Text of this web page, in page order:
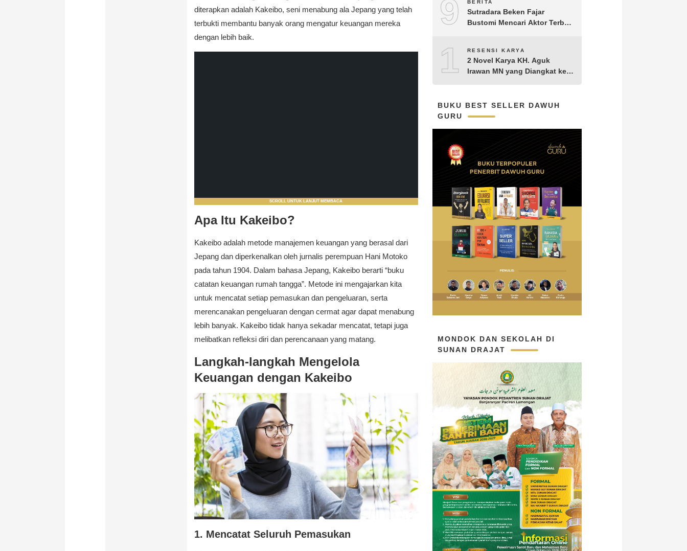
diterapkan adalah Kakeibo, seni menabung ala Jepang yang telah
terbukti membantu banyak orang mengatur keuangan mereka
dengan lebih baik.
SCROLL UNTUK LANJUT MEMBACA
Apa Itu Kakeibo?
Kakeibo adalah metode manajemen keuangan yang berasal dari
Jepang dan diperkenalkan oleh jurnalis perempuan Hani Motoko
pada tahun 1904. Dalam bahasa Jepang, Kakeibo berarti “buku
catatan keuangan rumah tangga”. Metode ini mengajarkan kita
untuk mencatat setiap pemasukan dan pengeluaran, serta
merencanakan pengeluaran dengan cermat agar dapat menabung
lebih banyak. Kakeibo tidak hanya sekadar mencatat, tetapi juga
melibatkan refleksi diri dan perencanaan yang matang.
Langkah-langkah Mengelola
Keuangan dengan Kakeibo
1. Mencatat Seluruh Pemasukan
9 BERITA
Sutradara Beken Fajar
Bustomi Mencari Aktor Terbaik
KH. Hasyim Asy’ari karya KH.
Aguk Irawan MN
10RESENSI KARYA
2 Novel Karya KH. Aguk
Irawan MN yang Diangkat ke
BUKU BEST SELLER DAWUH
GURU
MONDOK DAN SEKOLAH DI
SUNAN DRAJAT